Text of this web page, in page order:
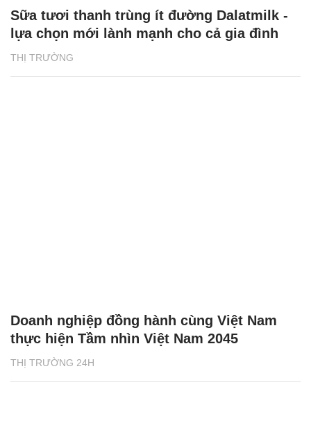
THỊ TRƯỜNG
Sữa tươi thanh trùng ít đường Dalatmilk -
lựa chọn mới lành mạnh cho cả gia đình
THỊ TRƯỜNG 24H
Doanh nghiệp đồng hành cùng Việt Nam
thực hiện Tầm nhìn Việt Nam 2045